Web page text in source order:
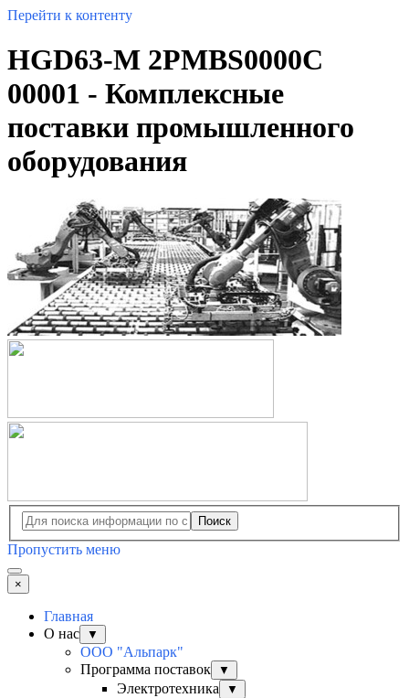
Перейти к контенту
HGD63-M 2PMBS0000C
00001 - Комплексные
поставки промышленного
оборудования
Поиск
Пропустить меню
×
Главная
О нас
▼
ООО "Альпарк"
Программа поставок
▼
Электротехника ▼